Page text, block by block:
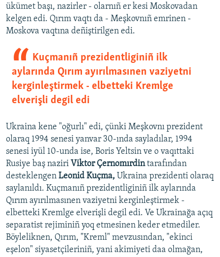
ükümet başı, nazirler - olarnıñ er kesi Moskovadan
kelgen edi. Qırım vaqtı da - Meşkovnıñ emrinen -
Moskova vaqtına deñiştirilgen edi.
Kuçmanıñ prezidentliginiñ ilk
aylarında Qırım ayırılmasınen vaziyetni
kerginleştirmek - elbetteki Kremlge
elverişli degil edi
Ukraina kene "oğurlı" edi, çünki Meşkovnı prezident
olaraq 1994 senesi yanvar 30-ında sayladılar, 1994
senesi iyül 10-unda ise, ​Boris Yeltsin ve o vaqıttaki
Rusiye baş naziri Viktor Çernomırdintarafından
desteklengen Leonid Kuçma, Ukraina prezidenti​ olaraq
saylanıldı. Kuçmanıñ prezidentliginiñ ilk aylarında
Qırım ayırılmasınen vaziyetni kerginleştirmek -
elbetteki Kremlge elverişli degil edi. Ve Ukrainağa açıq
separatist rejiminiñ yoq etmesinen keder etmediler.
Böyleliknen, Qırım, "Kreml" mevzusından, "ekinci
eşelon" siyasetçileriniñ, yani akimiyeti daa olmağan,